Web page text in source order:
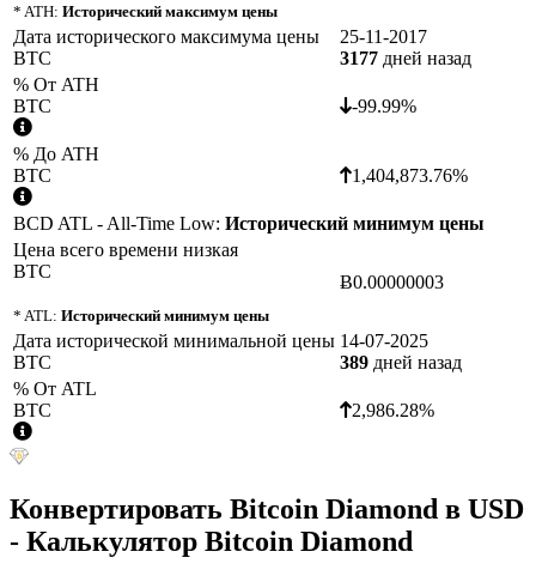
* ATH: Исторический максимум цены
Дата исторического максимума цены
BTC
25-11-2017
3177 дней назад
% От ATH
BTC
-99.99%
% До ATH
BTC
1,404,873.76%
BCD ATL - All-Time Low: Исторический минимум цены
Цена всего времени низкая
BTC
* ATL: Исторический минимум цены
Ƀ0.00000003
Дата исторической минимальной цены
BTC
14-07-2025
389 дней назад
% От ATL
BTC
2,986.28%
Конвертировать Bitcoin Diamond в USD
- Калькулятор Bitcoin Diamond